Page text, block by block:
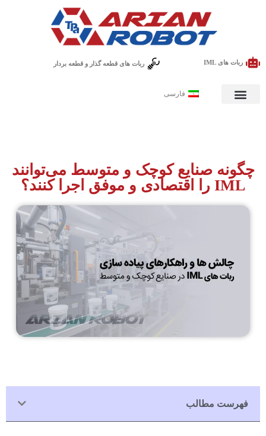
ربات های IML ربات های قطعه گذار و قطعه بردار
فارسی
چگونه صنایع کوچک و متوسط می‌توانند
IML را اقتصادی و موفق اجرا کنند؟
فهرست مطالب